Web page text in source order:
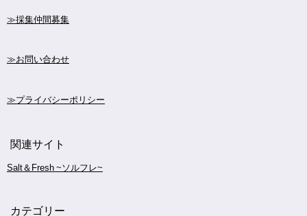
≫採集仲間募集
≫お問い合わせ
≫プライバシーポリシー
関連サイト
Salt＆Fresh ~ソルフレ~
カテゴリー